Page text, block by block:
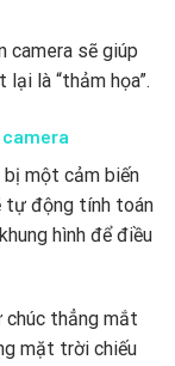
camera sẽ giúp
là “thảm họa”.
camera
bị một cảm biến
tự động tính toán
hình để điều
chúc thẳng mắt
mặt trời chiếu